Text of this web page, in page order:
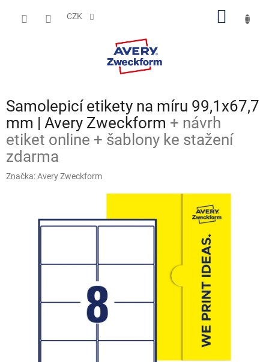
CZK
Samolepicí etikety na míru 99,1x67,7
mm | Avery Zweckform + návrh
etiket online + šablony ke stažení
zdarma
Značka:Avery Zweckform